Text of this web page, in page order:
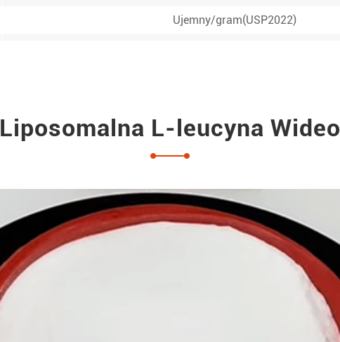
Ujemny/gram(USP2022)
Liposomalna L-leucyna Wideo